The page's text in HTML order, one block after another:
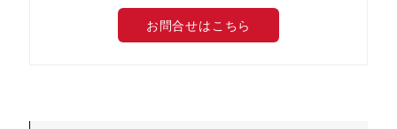
お問合せはこちら